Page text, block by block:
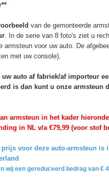
van de gemonteerde
. In de serie van 8 foto's ziet u
armsteun voor uw auto. De
met uw console).
uw auto af fabriek/af importeur
is dan kunt u onze armsteun
armsteun in het kader
in NL v/a €79,99 (voor stof
prijs voor deze auto-armsteun is
wij een gereduceerd bedrag van €